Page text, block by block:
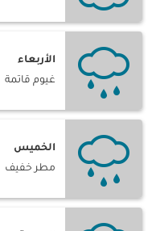
الأربعاء
غيوم قاتمة
الخميس
مطر خفيف